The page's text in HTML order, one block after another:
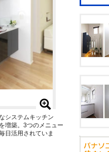
システムキッチン
増築。3つのメニュー
日活用されていま